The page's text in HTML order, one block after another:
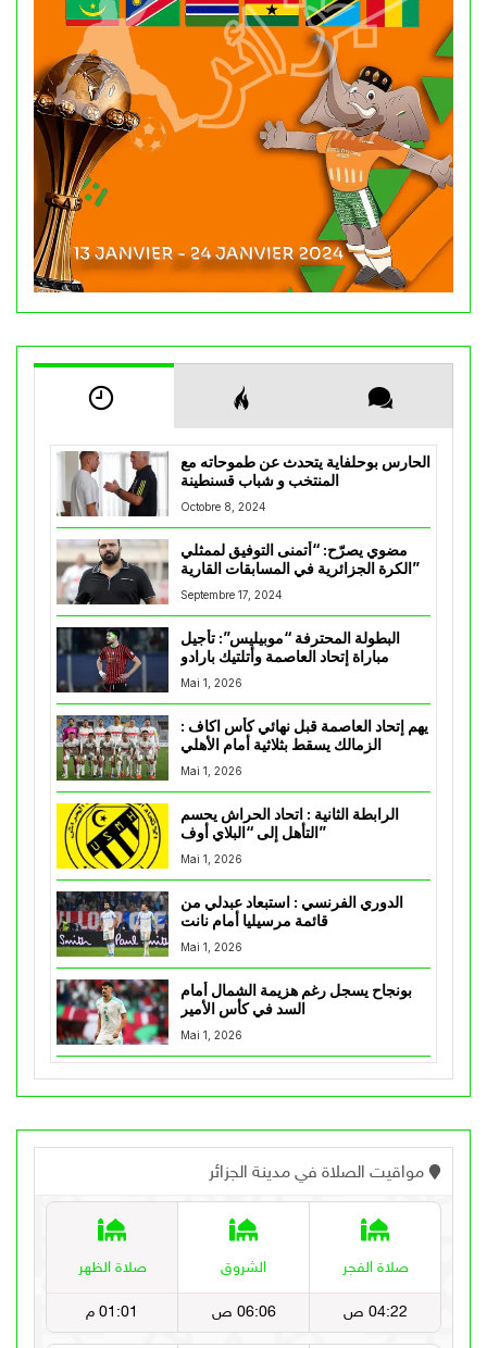
الحارس بوحلفاية يتحدث عن طموحاته مع
المنتخب و شباب قسنطينة
Octobre 8, 2024
مضوي يصرّح: “أتمنى التوفيق لممثلي
الكرة الجزائرية في المسابقات القارية”
Septembre 17, 2024
البطولة المحترفة “موبيليس”: تأجيل
مباراة إتحاد العاصمة وأتلتيك بارادو
Mai 1, 2026
يهم إتحاد العاصمة قبل نهائي كأس اكاف :
Mai 1, 2026
الرابطة الثانية : اتحاد الحراش يحسم
التأهل إلى “البلاي أوف”
Mai 1, 2026
الدوري الفرنسي : استبعاد عبدلي من
قائمة مرسيليا أمام نانت
Mai 1, 2026
بونجاح يسجل رغم هزيمة الشمال أمام
السد في كأس الأمير
Mai 1, 2026